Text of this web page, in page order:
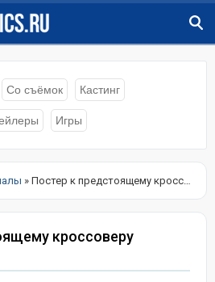
Со съёмок Кастинг
Игры
» Постер к предстоящему кроссоверу Супергёрл/Флэш
кроссоверу